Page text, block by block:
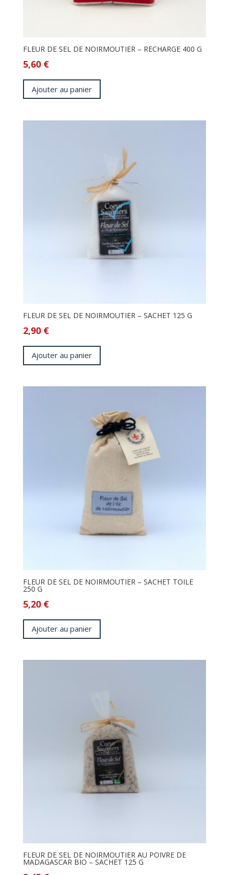
FLEUR DE SEL DE NOIRMOUTIER – RECHARGE 400 G
5,60 €
Ajouter au panier
FLEUR DE SEL DE NOIRMOUTIER – SACHET 125 G
2,90 €
Ajouter au panier
FLEUR DE SEL DE NOIRMOUTIER – SACHET TOILE
250 G
5,20 €
Ajouter au panier
FLEUR DE SEL DE NOIRMOUTIER AU POIVRE DE
MADAGASCAR BIO – SACHET 125 G